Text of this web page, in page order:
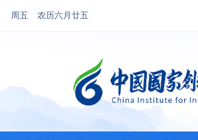
周五 农历六月廿五